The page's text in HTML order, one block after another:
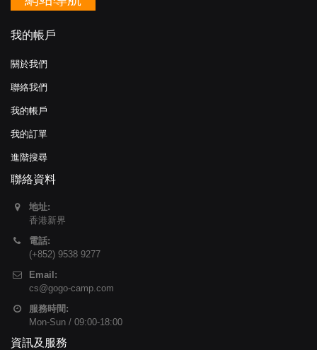
我的帳戶
關於我們
聯絡我們
我的帳戶
我的訂單
進階搜尋
聯絡資料
地址:
香港新界
電話:
(+852) 9538 9277
Email:
cs@gogo-camp.com
服務時間:
Mon-Sun / 09:00-18:00
資訊及服務